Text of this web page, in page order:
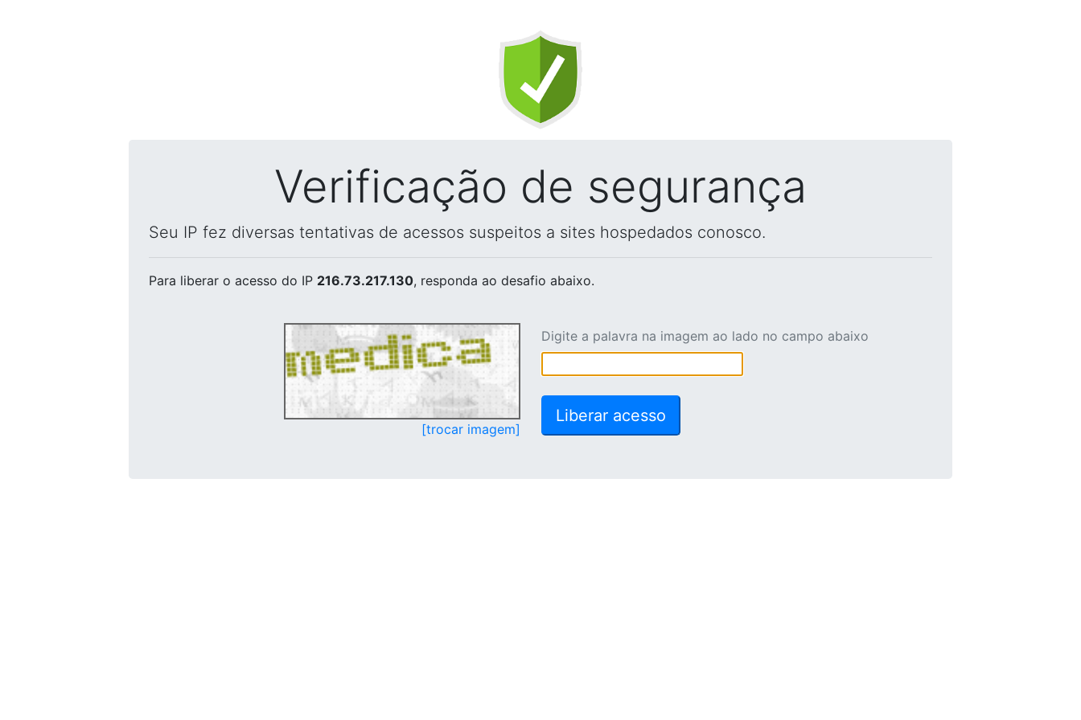
Verificação de segurança
Seu IP fez diversas tentativas de acessos suspeitos a sites hospedados conosco.
Para liberar o acesso do IP 216.73.217.130, responda ao desafio abaixo.
[trocar imagem]
Digite a palavra na imagem ao lado no campo abaixo